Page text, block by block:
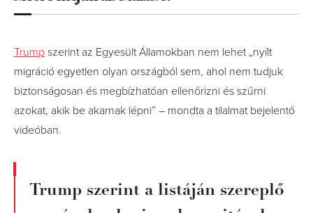
Trump szerint az Egyesült Államokban nem lehet „nyílt
migráció egyetlen olyan országból sem, ahol nem tudjuk
biztonságosan és megbízhatóan ellenőrizni és szűrni
azokat, akik be akarnak lépni” – mondta a tilalmat bejelentő
videóban.
Trump szerint a listáján szereplő